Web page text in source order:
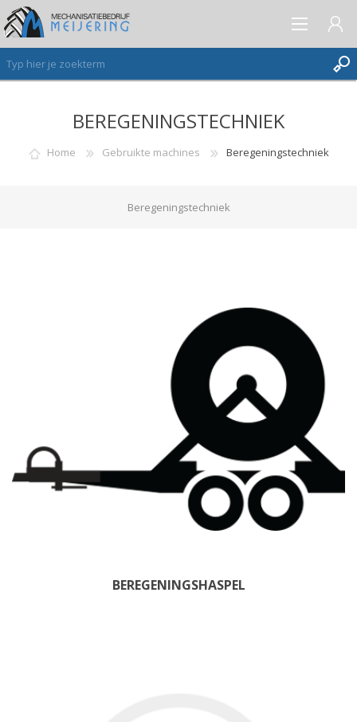
AANMELDEN ALS NIEUWE KLANT
INLOGGEN
BEREGENINGSTECHNIEK
Home Gebruikte machines Beregeningstechniek
Beregeningstechniek
BEREGENINGSHASPEL